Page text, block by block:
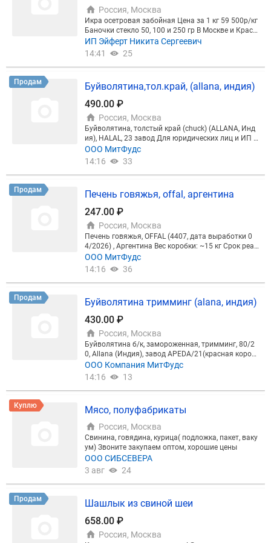
Буйволятина,тол.край, (allana, индия)
490.00 ₽
Россия, Москва
Буйволятина, толстый край (chuck) (ALLANA, Инд
ата выработки: 10/2025 Cрок годности: 2 года Ве
с коробки: cтандартная коробка 20 кг Базис пост
авки: склад продавца СПб, склад Москва
14:16
33
Печень говяжья, offal, аргентина
247.00 ₽
Россия, Москва
Печень говяжья, OFFAL (4407, дата выработки 0
14:16
36
Буйволятина тримминг (alana, индия)
430.00 ₽
Россия, Москва
Буйволятина б/к, замороженная, тримминг, 80/2
3/2026 Вес коробки: ~20 кг Срок годности: 24 мес
яца Базис поставки: склад продавца г.Санкт-Пете
рбург, г.Москва
14:16
13
Мясо, полуфабрикаты
Россия, Москва
Свинина, говядина, курица( подложка, пакет, ваку
ум) Звоните закупаем оптом, хорошие цены
ООО СИБСЕВЕРА
3 авг
24
Шашлык из свиной шеи
658.00 ₽
Россия, Москва
Классика шашлычного меню! Cочная свиная шея
номерную прожарку, минимальную ужарку и стаб
ильный выход готовой порции. Идеальный выбо
р для шашлычных, ресторанов и выездного кейте
ринга.
5 авг
18
Каре 8 рёбер